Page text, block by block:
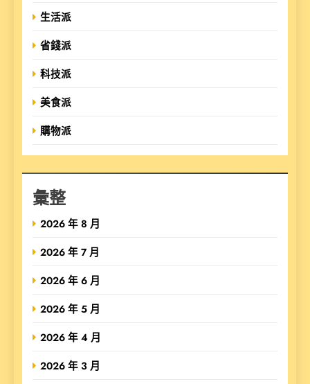
生活派
省錢派
科技派
美食派
購物派
彙整
2026 年 8 月
2026 年 7 月
2026 年 6 月
2026 年 5 月
2026 年 4 月
2026 年 3 月